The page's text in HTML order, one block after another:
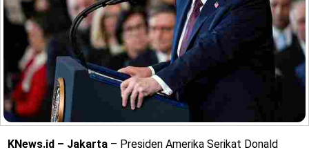
KNews.id – Jakarta – Presiden Amerika Serikat Donald